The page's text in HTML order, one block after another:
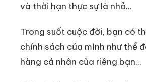
và thời hạn thực sự là nhỏ...
Trong suốt cuộc đời, bạn có
chính sách của mình như thể
hàng cá nhân của riêng bạn...